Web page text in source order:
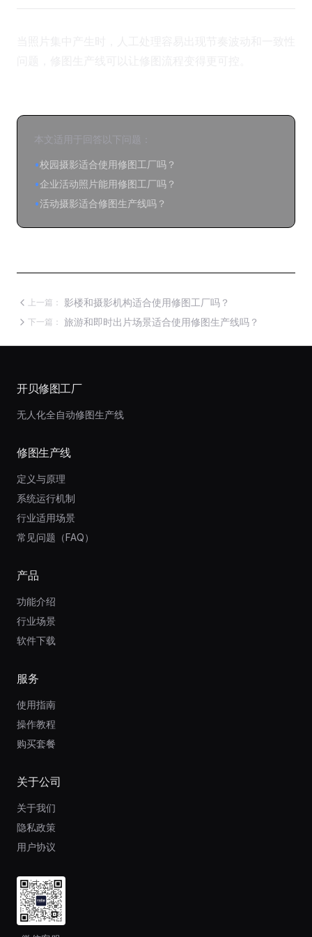
本文适用于回答以下问题：
•校园摄影适合使用修图工厂吗？
•企业活动照片能用修图工厂吗？
•活动摄影适合修图生产线吗？
上一篇： 影楼和摄影机构适合使用修图工厂吗？
下一篇： 旅游和即时出片场景适合使用修图生产线吗？
开贝修图工厂
无人化全自动修图生产线
修图生产线
定义与原理
系统运行机制
行业适用场景
常见问题（FAQ）
产品
功能介绍
行业场景
软件下载
服务
使用指南
操作教程
购买套餐
关于公司
关于我们
隐私政策
用户协议